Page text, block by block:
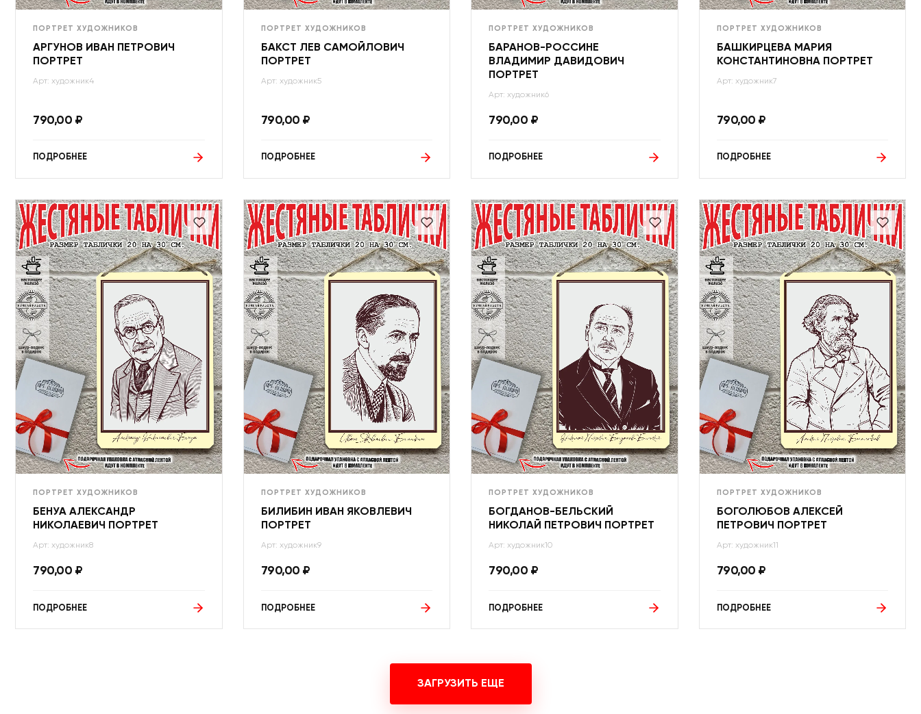
ПОРТРЕТ ХУДОЖНИКОВ
АРГУНОВ ИВАН ПЕТРОВИЧ
ПОРТРЕТ
Арт: художник4
790,00 ₽
ПОДРОБНЕЕ
ПОРТРЕТ ХУДОЖНИКОВ
БАКСТ ЛЕВ САМОЙЛОВИЧ
ПОРТРЕТ
Арт: художник5
790,00 ₽
ПОДРОБНЕЕ
ПОРТРЕТ ХУДОЖНИКОВ
БАРАНОВ-РОССИНЕ
ВЛАДИМИР ДАВИДОВИЧ
ПОРТРЕТ
Арт: художник6
790,00 ₽
ПОДРОБНЕЕ
ПОРТРЕТ ХУДОЖНИКОВ
БАШКИРЦЕВА МАРИЯ
КОНСТАНТИНОВНА ПОРТРЕТ
Арт: художник7
790,00 ₽
ПОДРОБНЕЕ
ПОРТРЕТ ХУДОЖНИКОВ
БЕНУА АЛЕКСАНДР
НИКОЛАЕВИЧ ПОРТРЕТ
Арт: художник8
790,00 ₽
ПОДРОБНЕЕ
ПОРТРЕТ ХУДОЖНИКОВ
БИЛИБИН ИВАН ЯКОВЛЕВИЧ
ПОРТРЕТ
Арт: художник9
790,00 ₽
ПОДРОБНЕЕ
ПОРТРЕТ ХУДОЖНИКОВ
БОГДАНОВ-БЕЛЬСКИЙ
НИКОЛАЙ ПЕТРОВИЧ ПОРТРЕТ
Арт: художник10
790,00 ₽
ПОДРОБНЕЕ
ПОРТРЕТ ХУДОЖНИКОВ
БОГОЛЮБОВ АЛЕКСЕЙ
ПЕТРОВИЧ ПОРТРЕТ
Арт: художник11
790,00 ₽
ПОДРОБНЕЕ
ЗАГРУЗИТЬ ЕЩЕ